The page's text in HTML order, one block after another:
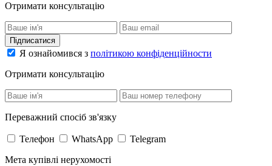
Отримати консультацію
Підписатися
Я ознайомився з політикою конфіденційности
Отримати консультацію
Переважний спосіб зв'язку
Телефон WhatsApp
Telegram
Мета купівлі нерухомості